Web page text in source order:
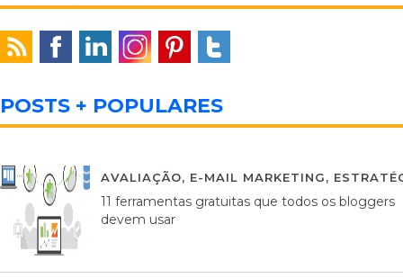
POSTS + POPULARES
AVALIAÇÃO, E-MAIL MARKETING,
11 ferramentas gratuitas que todos os bloggers
devem usar